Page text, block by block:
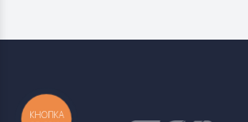
КНОПКА